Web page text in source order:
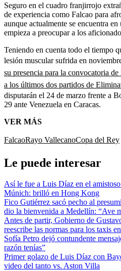
Seguro en el cuadro franjirrojo
de experiencia como Falcao para
aunque actualmente se encuentra
empieza a preocupar a los
Teniendo en cuenta todo el tiempo
lesión muscular sufrida en
su presencia para la convocatoria
a los últimos dos partidos de
disputarán el 24 de marzo frente a
29 ante Venezuela en Caracas.
VER MÁS
FalcaoRayo VallecanoCopa del Rey
Le puede interesar
Así le fue a Luis Díaz en el
Múnich: brilló en Hong Kong
Fico Gutiérrez sacó pecho al
dio la bienvenida a Medellín: “Ave
Antes de partir, Gobierno de
reescribe las normas para los taxis
Sofía Petro dejó contundente
razón tenías”
Primer golazo de Luis Díaz con
video del tanto vs. Aston Villa